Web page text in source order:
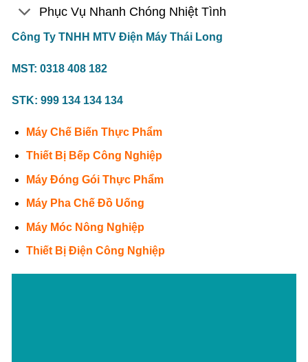
Phục Vụ Nhanh Chóng Nhiệt Tình
Công Ty TNHH MTV Điện Máy Thái Long
MST: 0318 408 182
STK: 999 134 134 134
Máy Chế Biến Thực Phẩm
Thiết Bị Bếp Công Nghiệp
Máy Đóng Gói Thực Phẩm
Máy Pha Chế Đồ Uống
Máy Móc Nông Nghiệp
Thiết Bị Điện Công Nghiệp